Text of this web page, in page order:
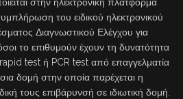
στην ηλεκτρονική πλατφόρμα
του ειδικού ηλεκτρονικού
Διαγνωστικού Ελέγχου για
το επιθυμούν έχουν τη δυνατότητα
test ή PCR test από επαγγελματία
δομή στην οποία παρέχεται η
τους επιβάρυνσή σε ιδιωτική δομή.